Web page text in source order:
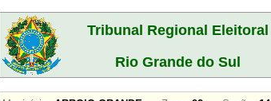
Tribunal Regional Eleitoral
Rio Grande do Sul